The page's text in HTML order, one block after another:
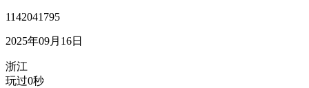
1142041795
2025年09月16日
浙江
玩过0秒